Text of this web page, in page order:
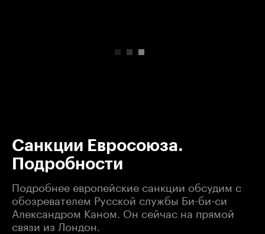
Санкции Евросоюза.
Подробности
Подробнее европейские санкции обсудим с
обозревателем Русской службы Би-би-си
Александром Каном. Он сейчас на прямой
связи из Лондон.